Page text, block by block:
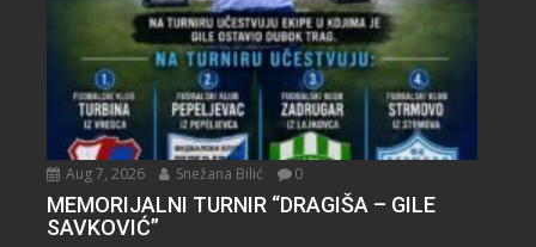
Aug 7, 2026 Snežana Bilić 0
MEMORIJALNI TURNIR “DRAGIŠA – GILE
SAVKOVIĆ”